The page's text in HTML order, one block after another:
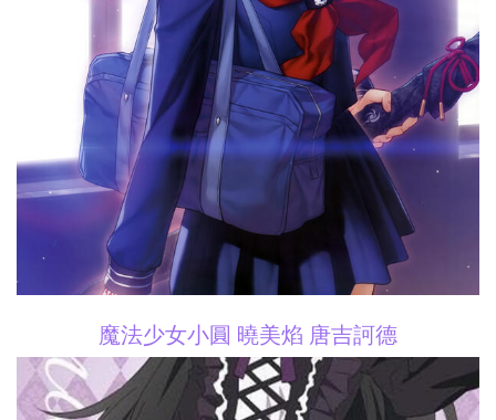
魔法少女小圓 曉美焰 唐吉訶德